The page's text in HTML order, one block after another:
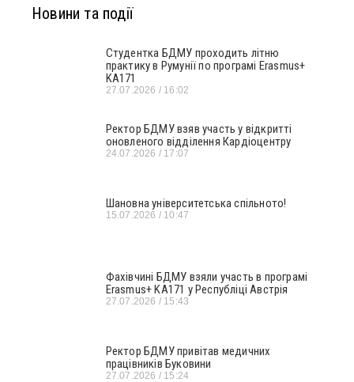
Новини та події
Студентка БДМУ проходить літню
практику в Румунії по програмі Erasmus+
KA171
27.07.2026 16:02
Ректор БДМУ взяв участь у відкритті
оновленого відділення Кардіоцентру
24.07.2026 17:07
Шановна університетська спільното!
15.07.2026 10:47
Фахівчині БДМУ взяли участь в програмі
Erasmus+ KA171 у Республіці Австрія
27.07.2026 15:43
Ректор БДМУ привітав медичних
працівників Буковини
27.07.2026 15:24